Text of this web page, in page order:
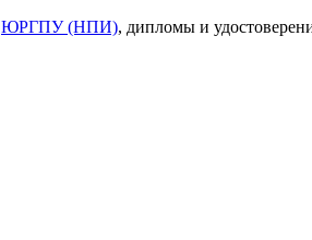
ЮРГПУ (НПИ), дипломы и